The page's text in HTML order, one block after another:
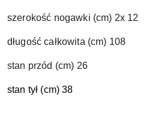
szerokość nogawki (cm) 2x 12
długość całkowita (cm) 108
stan przód (cm) 26
stan tył (cm) 38